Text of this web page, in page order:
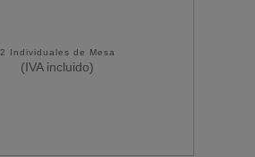
2 Individuales de Mesa
(IVA incluido)